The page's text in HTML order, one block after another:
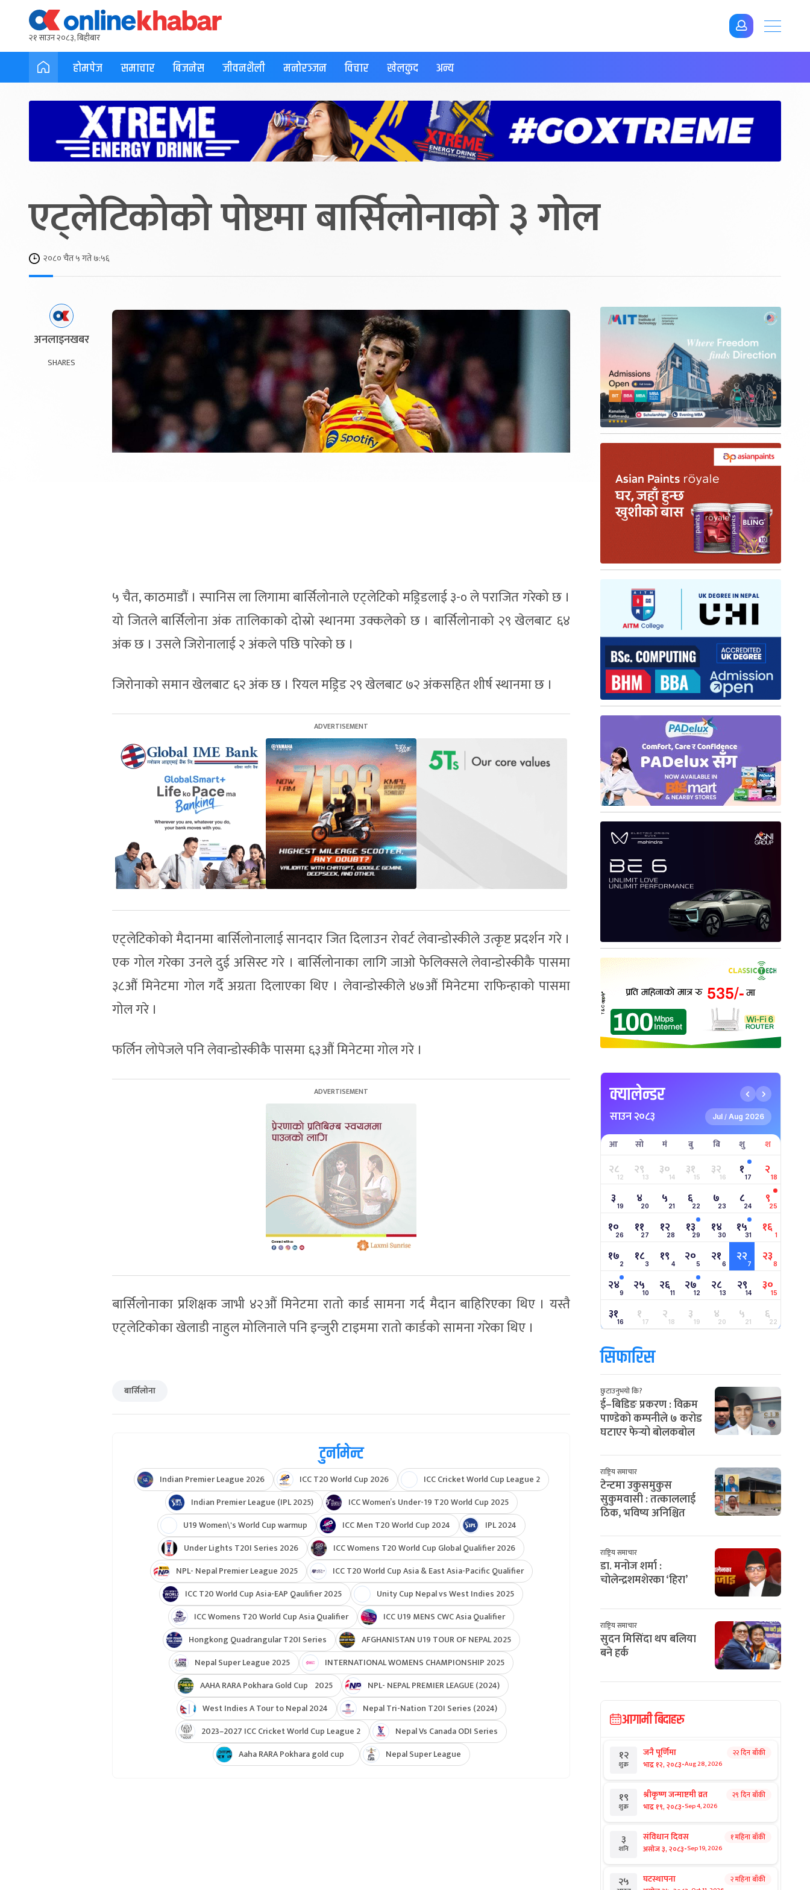
२१ साउन २०८३, बिहीबार
होमपेज समाचार बिजनेस जीवनशैली मनोरञ्जन विचार खेलकुद अन्य
एट्लेटिकोको पोष्टमा बार्सिलोनाको ३ गोल
२०८० चैत ५ गते ७:५६
अनलाइनखबर
SHARES
५ चैत, काठमाडौं । स्पानिस ला लिगामा बार्सिलोनाले एट्लेटिको मड्रिडलाई ३-० ले पराजित गरेको छ ।
यो जितले बार्सिलोना अंक तालिकाको दोस्रो स्थानमा उक्कलेको छ । बार्सिलोनाको २९ खेलबाट ६४
अंक छ । उसले जिरोनालाई २ अंकले पछि पारेको छ ।
जिरोनाको समान खेलबाट ६२ अंक छ । रियल मड्रिड २९ खेलबाट ७२ अंकसहित शीर्ष स्थानमा छ ।
एट्लेटिकोको मैदानमा बार्सिलोनालाई सानदार जित दिलाउन रोवर्ट लेवान्डोस्कीले उत्कृष्ट प्रदर्शन गरे ।
एक गोल गरेका उनले दुई असिस्ट गरे । बार्सिलोनाका लागि जाओ फेलिक्सले लेवान्डोस्कीकै पासमा
३८औं मिनेटमा गोल गर्दै अग्रता दिलाएका थिए । लेवान्डोस्कीले ४७औं मिनेटमा राफिन्हाको पासमा
गोल गरे ।
फर्लिन लोपेजले पनि लेवान्डोस्कीकै पासमा ६३औं मिनेटमा गोल गरे ।
बार्सिलोनाका प्रशिक्षक जाभी ४२औं मिनेटमा रातो कार्ड सामना गर्द मैदान बाहिरिएका थिए । यस्तै
एट्लेटिकोका खेलाडी नाहुल मोलिनाले पनि इन्जुरी टाइममा रातो कार्डको सामना गरेका थिए ।
बार्सिलोना
टुर्नामेन्ट
Indian Premier League 2026 ICC T20 World Cup 2026
ICC Cricket World Cup League 2
Indian Premier League (IPL 2025)
ICC Women’s Under-19 T20 World Cup 2025
U19 Women\'s World Cup warmup
ICC Men T20 World Cup 2024
IPL 2024
Under Lights T20I Series 2026
ICC Womens T20 World Cup Global Qualifier 2026
NPL- Nepal Premier League 2025
ICC T20 World Cup Asia & East Asia-Pacific Qualifier
ICC T20 World Cup Asia-EAP Qaulifier 2025
Unity Cup Nepal vs West Indies 2025
ICC Womens T20 World Cup Asia Qualifier
ICC U19 MENS CWC Asia Qualifier
Hongkong Quadrangular T20I Series
AFGHANISTAN U19 TOUR OF NEPAL 2025
Nepal Super League 2025
INTERNATIONAL WOMENS CHAMPIONSHIP 2025
AAHA RARA Pokhara Gold Cup 2025
NPL- NEPAL PREMIER LEAGUE (2024)
West Indies A Tour to Nepal 2024
Nepal Tri-Nation T20I Series (2024)
2023–2027 ICC Cricket World Cup League 2
Nepal Vs Canada ODI Series
Aaha RARA Pokhara gold cup
Nepal Super League
क्यालेन्डर
साउन २०८३ Jul / Aug 2026
आ सो मं बु बि शु श
२८12 २९13 ३०14 ३१15 ३२16 १17 २18
३ 19 ४20 ५ 21 ६22 ७23 ८24 ९25
१०26 ११27 १२28 १३29 १४30 १५31 १६ 1
१७2 १८3 १९ 4 २०5 २१6 २२7 २३8
२४9 २५10 २६11 २७12 २८13 २९14 ३०15
३१16 १17 २18 ३19 ४20 ५21 ६22
सिफारिस
छुटाउनुभयो कि?
ई–बिडिङ प्रकरण : विक्रम
पाण्डेको कम्पनीले ७ करोड
घटाएर फेर्‍यो बोलकबोल
राष्ट्रिय समाचार
टेन्टमा उकुसमुकुस
सुकुमवासी : तत्काललाई
ठिक, भविष्य अनिश्चित
राष्ट्रिय समाचार
डा. मनोज शर्मा :
चोलेन्द्रशमशेरका ‘हिरा’
राष्ट्रिय समाचार
सुदन मिसिंदा थप बलिया
बने हर्क
आगामी बिदाहरु
१२
शुक्र
जनै पूर्णिमा
भाद्र १२, २०८३-Aug 28, 2026
२२ दिन बाँकी
१९
शुक्र
श्रीकृष्ण जन्माष्टमी व्रत
भाद्र १९, २०८३-Sep 4, 2026
२९ दिन बाँकी
३
शनि
संविधान दिवस
असोज ३, २०८३-Sep 19, 2026
१ महिना बाँकी
२५ घटस्थापना २ महिना बाँकी